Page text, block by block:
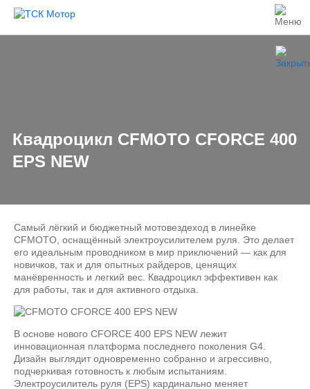
Квадроцикл CFMOTO CFORCE 400
EPS NEW
Самый лёгкий и бюджетный мотовездеход в линейке
CFMOTO, оснащённый электроусилителем руля. Это делает
его идеальным проводником в мир приключений — как для
новичков, так и для опытных райдеров, ценящих
манёвренность и легкий вес. Квадроцикл эффективен как
для работы, так и для активного отдыха.
В основе нового CFORCE 400 EPS NEW лежит
инновационная платформа последнего поколения G4.
Дизайн выглядит одновременно собранно и агрессивно,
подчеркивая готовность к любым испытаниям.
Электроусилитель руля (EPS) кардинально меняет